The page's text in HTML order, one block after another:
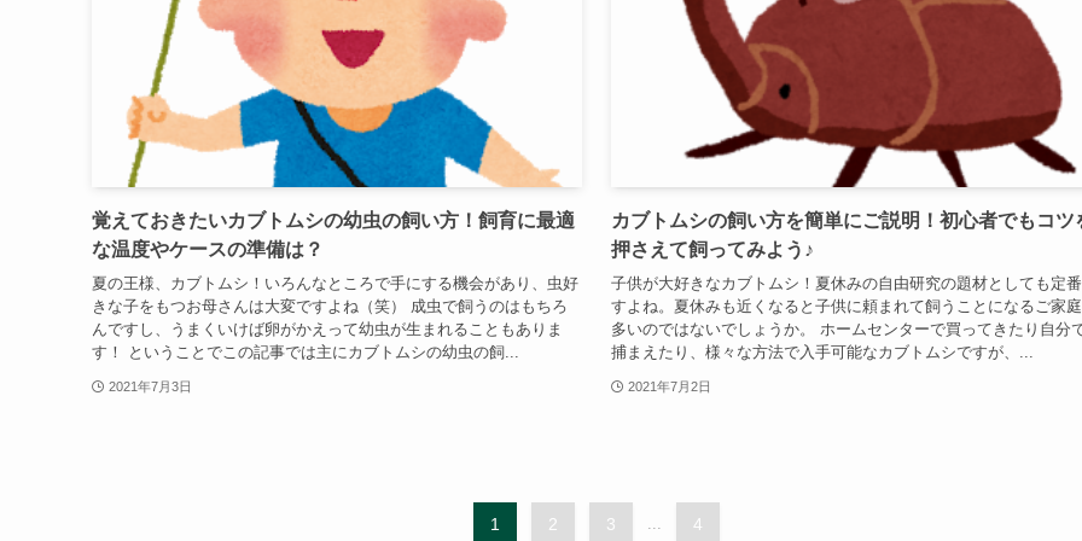
覚えておきたいカブトムシの幼虫の飼い方！飼育に最適
な温度やケースの準備は？
夏の王様、カブトムシ！いろんなところで手にする機会があり、虫好
きな子をもつお母さんは大変ですよね（笑） 成虫で飼うのはもちろ
んですし、うまくいけば卵がかえって幼虫が生まれることもありま
す！ ということでこの記事では主にカブトムシの幼虫の飼...
2021年7月3日
カブトムシの飼い方を簡単にご説明！初心者でもコツ
押さえて飼ってみよう♪
子供が大好きなカブトムシ！夏休みの自由研究の題材としても定
すよね。夏休みも近くなると子供に頼まれて飼うことになるご家
多いのではないでしょうか。 ホームセンターで買ってきたり自分
捕まえたり、様々な方法で入手可能なカブトムシですが、...
2021年7月2日
1 2 3 4